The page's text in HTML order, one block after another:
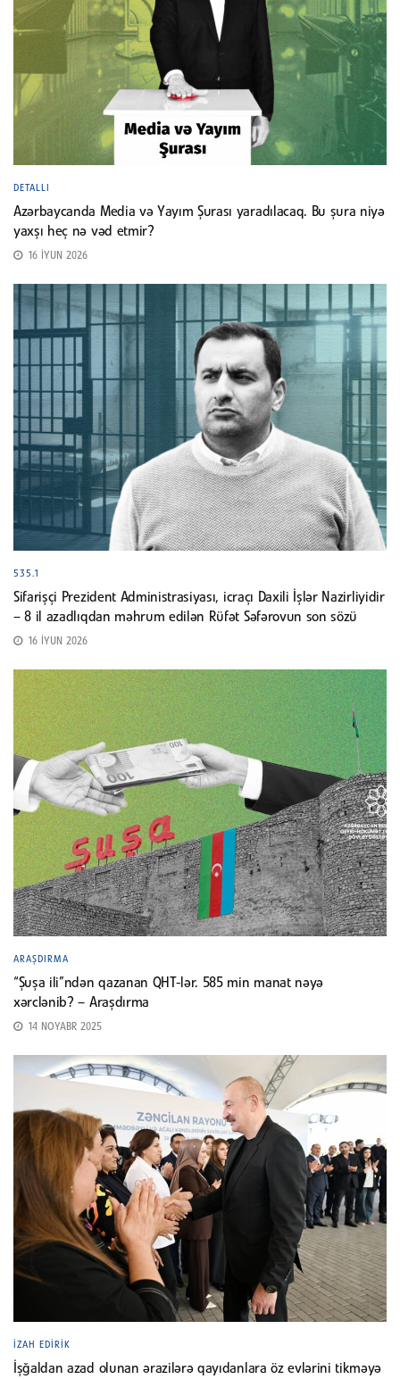
DETALLI
Azərbaycanda Media və Yayım Şurası yaradılacaq. Bu şura niyə
yaxşı heç nə vəd etmir?
16 İYUN 2026
535.1
Sifarişçi Prezident Administrasiyası, icraçı Daxili İşlər Nazirliyidir
– 8 il azadlıqdan məhrum edilən Rüfət Səfərovun son sözü
16 İYUN 2026
ARAŞDIRMA
“Şuşa ili”ndən qazanan QHT-lər. 585 min manat nəyə
xərclənib? – Araşdırma
14 NOYABR 2025
İZAH EDIRIK
İşğaldan azad olunan ərazilərə qayıdanlara öz evlərini tikməyə